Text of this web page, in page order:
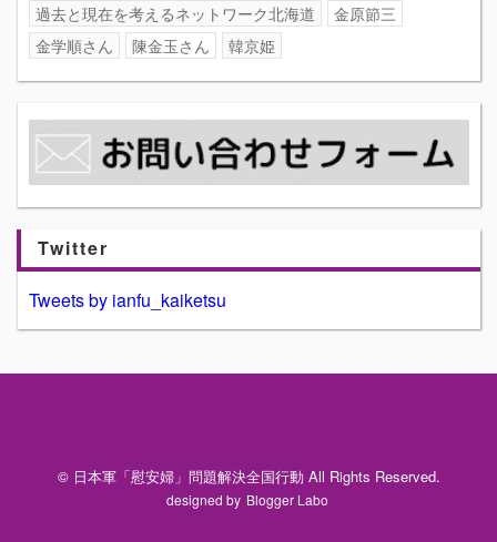
過去と現在を考えるネットワーク北海道
金原節三
金学順さん
陳金玉さん 韓京姫
Twitter
Tweets by ianfu_kaiketsu
© 日本軍「慰安婦」問題解決全国行動 All Rights Reserved.
designed by Blogger Labo